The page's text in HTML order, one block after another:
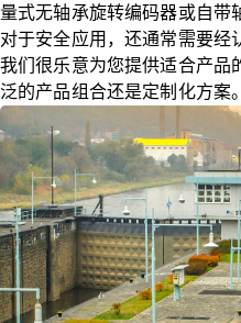
量式无轴承旋转编码器或自带
对于安全应用，还通常需要经
我们很乐意为您提供适合产
泛的产品组合还是定制化方案。